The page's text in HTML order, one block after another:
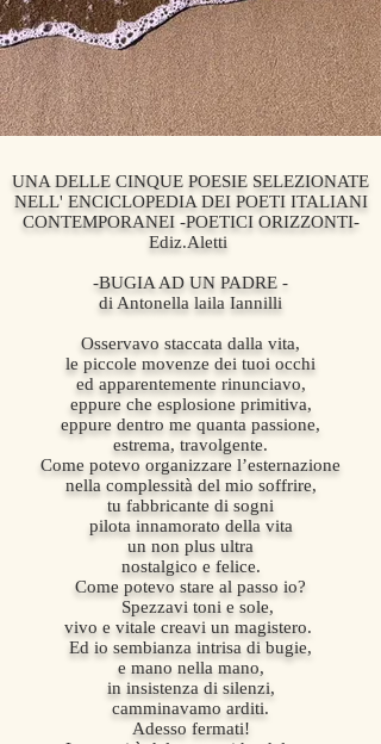
UNA DELLE CINQUE POESIE SELEZIONATE
NELL' ENCICLOPEDIA DEI POETI ITALIANI
CONTEMPORANEI -POETICI ORIZZONTI-
Ediz.Aletti
-BUGIA AD UN PADRE -
di Antonella laila Iannilli
Osservavo staccata dalla vita,
le piccole movenze dei tuoi occhi
ed apparentemente rinunciavo,
eppure che esplosione primitiva,
eppure dentro me quanta passione,
estrema, travolgente.
Come potevo organizzare l’esternazione
nella complessità del mio soffrire,
tu fabbricante di sogni
pilota innamorato della vita
un non plus ultra
nostalgico e felice.
Come potevo stare al passo io?
Spezzavi toni e sole,
vivo e vitale creavi un magistero.
Ed io sembianza intrisa di bugie,
e mano nella mano,
in insistenza di silenzi,
camminavamo arditi.
Adesso fermati!